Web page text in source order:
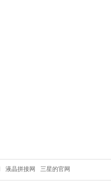
液晶拼接网 三星的官网